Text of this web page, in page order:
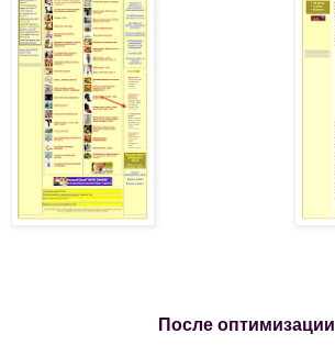
После оптимизации